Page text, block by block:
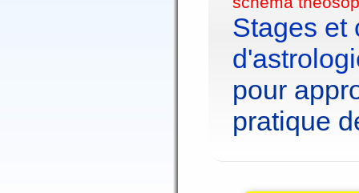
Stages et
pour
pratique